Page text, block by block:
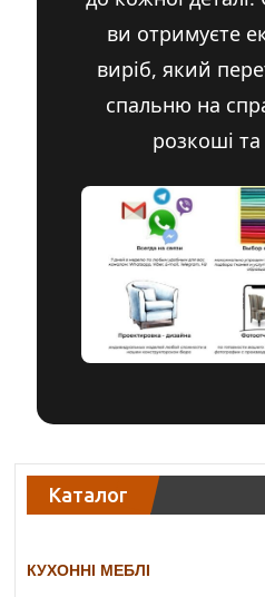
ви отримуєте
виріб, який
спальню на
розкоші
Каталог
КУХОННІ МЕБЛІ